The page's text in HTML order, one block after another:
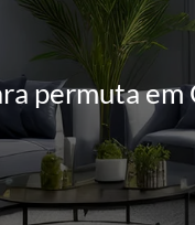
permuta em